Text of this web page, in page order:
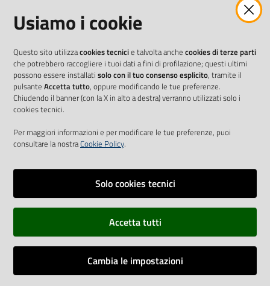
Vai alla pagina
Dichiarazione di accessibilità
Usiamo i cookie
Questo sito utilizzacookies tecnicie talvolta anche cookies di terze parti
che potrebbero raccogliere i tuoi dati a fini di profilazione; questi ultimi
possono essere installati solo con il tuo consenso esplicito, tramite il
pulsante Accetta tutto, oppure modificando le tue preferenze.
Chiudendo il banner (con la X in alto a destra) verranno utilizzati solo i
cookies tecnici.
Per maggiori informazioni e per modificare le tue preferenze, puoi
consultare la nostraCookie Policy.
Solo cookies tecnici
Accetta tutti
Cambia le impostazioni